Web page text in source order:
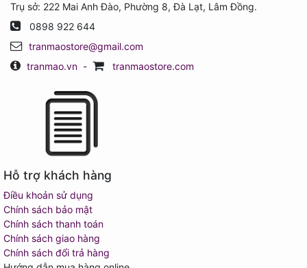
Trụ sở: 222 Mai Anh Đào, Phường 8, Đà Lạt, Lâm Đồng.
0898 922 644
tranmaostore@gmail.com
tranmao.vn - tranmaostore.com
Hỗ trợ khách hàng
Điều khoản sử dụng
Chính sách bảo mật
Chính sách thanh toán
Chính sách giao hàng
Chính sách đổi trả hàng